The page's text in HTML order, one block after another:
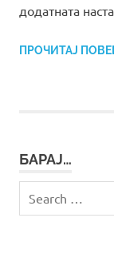
додатната
ПРОЧИТАЈ
БАРАЈ…